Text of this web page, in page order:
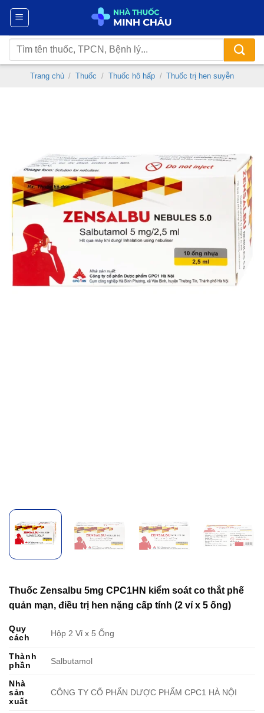
Chuyển
nội
dung
Tìm
kiếm:
Trang chủ / Thuốc / Thuốc hô hấp / Thuốc trị hen suyễn
Thuốc Zensalbu 5mg CPC1HN kiểm soát co thắt phế
quản mạn, điều trị hen nặng cấp tính (2 vỉ x 5 ống)
Quy
cách
Hộp 2 Vỉ x 5 Ống
Thành
phần
Salbutamol
Nhà
sản
xuất
CÔNG TY CỐ PHẨN DƯỢC PHẨM CPC1 HÀ NỘI